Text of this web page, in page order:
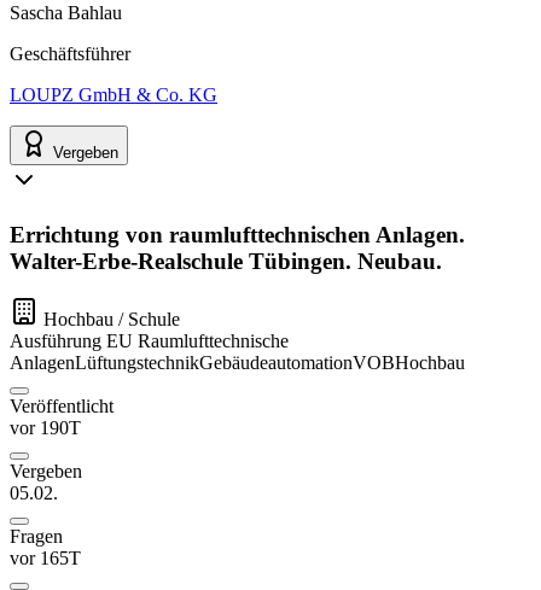
Sascha Bahlau
Geschäftsführer
LOUPZ GmbH & Co. KG
Vergeben
Errichtung von raumlufttechnischen Anlagen.
Walter-Erbe-Realschule Tübingen. Neubau.
Hochbau / Schule
Ausführung EU Raumlufttechnische
AnlagenLüftungstechnikGebäudeautomationVOBHochbau
Veröffentlicht
vor 190T
Vergeben
05.02.
Fragen
vor 165T